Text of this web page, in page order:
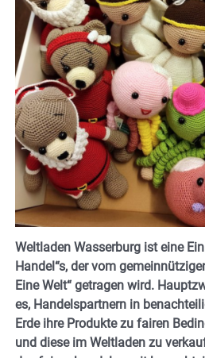
Weltladen Wasserburg ist eine
Handel“s, der vom
Eine Welt“ getragen wird.
es, Handelspartnern in
Erde ihre Produkte zu fairen
und diese im Weltladen zu